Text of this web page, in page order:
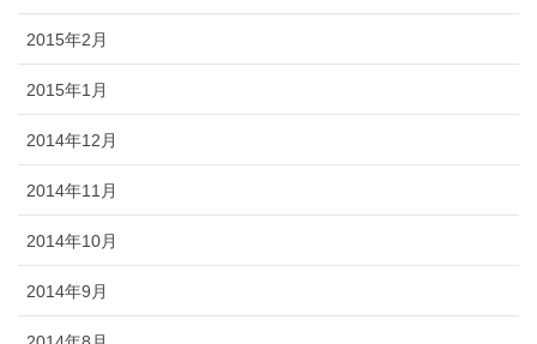
2015年2月
2015年1月
2014年12月
2014年11月
2014年10月
2014年9月